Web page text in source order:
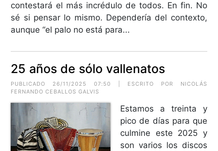
contestará el más incrédulo de todos. En fin. No
sé si pensar lo mismo. Dependería del contexto,
aunque “el palo no está para...
25 años de sólo vallenatos
PUBLICADO 26/11/2025 07:50 | ESCRITO POR NICOLÁS
FERNANDO CEBALLOS GALVIS
Estamos a treinta y
pico de días para que
culmine este 2025 y
son varios los discos